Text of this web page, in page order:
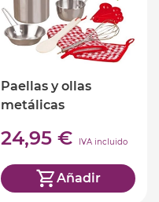
Paellas y ollas
metálicas
24,95 € IVA incluido
Añadir